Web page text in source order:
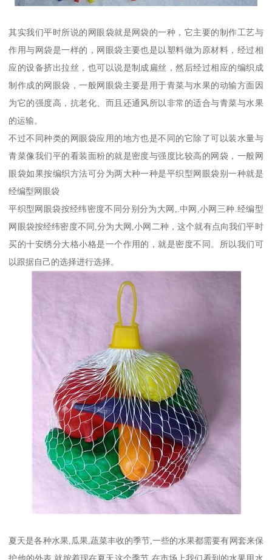
其实我们平时所说的网眼袋就是网袋的一种，它主要的制作工艺与
作用与网袋是一样的，网眼袋主要也是以塑料做为原材料，经过相
应的设备挤出拉丝，也可以说是制成扁丝，然后经过相应的编织成
制作成的网眼袋，一般网眼袋主要是用于青菜与水果的动输方面因
为它的强度高，抗老化、而且还通风所以非常的适合与青菜与水果
的运输。
不过不同种类的网眼袋应用的地方也是不同的它除了可以装水量与
青菜像我们平的看装面粉的就是密度与强度比较高的网袋，一般网
眼袋如果按编织方法可分为两大种一种是平织型网眼袋别一种就是
经编型网眼袋
平织型网眼袋按经纬密度不同分别分为大网,.中网,小网三种.经编型
网眼袋按经纬密度不同,分为大网,小网二种，这个就有点向我们平时
买的十安绣分大格小格是一个作用的，就是密度不同。所以我们可
以跟据自己的选择进行选择。
夏天是各种水果,瓜果,蔬菜丰收的季节,一些的水果都需要有网套来保
护他的外表,就按着现在夏天这个季节,在市场上我们看到的水果用水